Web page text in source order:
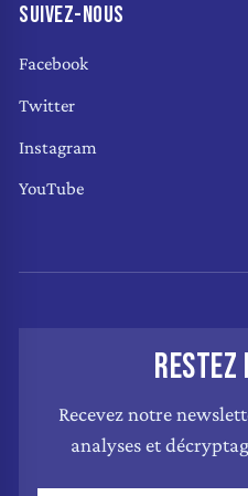
SUIVEZ-NOUS
Facebook
Twitter
Instagram
YouTube
RESTEZ
Recevez notre
analyses et